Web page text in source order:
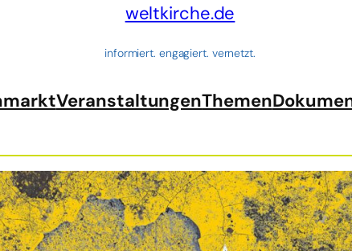
weltkirche.de
informiert. engagiert. vernetzt.
VeranstaltungenThemen